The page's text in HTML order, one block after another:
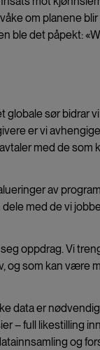
om planene
ble det påpekt:
globale sør bidrar
er vi
med de som
av
med de vi
oppdrag. Vi
og som kan være
data er
– full likestilling
og